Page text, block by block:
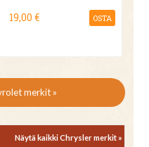
19,00 € OSTA
merkit »
Näytä kaikki Chrysler merkit »